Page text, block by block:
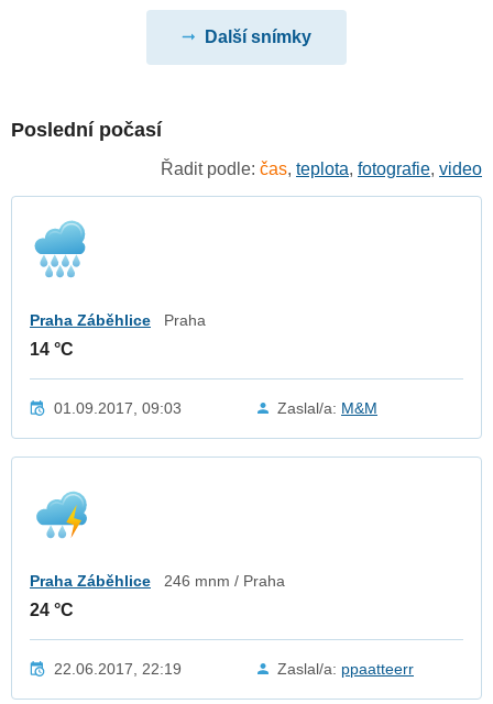
Další snímky
Poslední počasí
Řadit podle: čas, teplota, fotografie, video
Praha Záběhlice Praha
14 °C
01.09.2017, 09:03 Zaslal/a: M&M
Praha Záběhlice 246 mnm / Praha
24 °C
22.06.2017, 22:19 Zaslal/a: ppaatteerr